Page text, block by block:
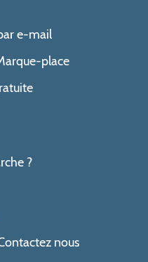
e-mail
place
?
nous